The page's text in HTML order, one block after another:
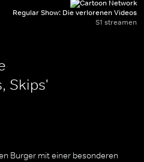
Regular Show: Die verlorenen Videos
S1 streamen
Skips'
Burger mit einer besonderen